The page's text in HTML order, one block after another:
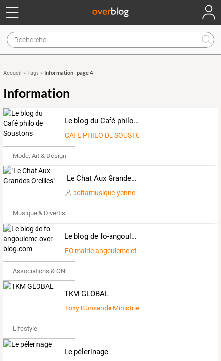
Accueil » Tags » Information - page 4
Information
Le blog du Café philo de Soustons
CAFE PHILO DE SOUSTONS
Mode, Art & Design
"Le Chat Aux Grandes Oreilles"
boitamusique-yenne
Musique & Divertissements
Le blog de fo-angouleme.over-blog.com
FO mairie angouleme et CCAS
Associations & ONG
TKM GLOBAL
Tony Kunsende Ministries
Lifestyle
Le pélerinage